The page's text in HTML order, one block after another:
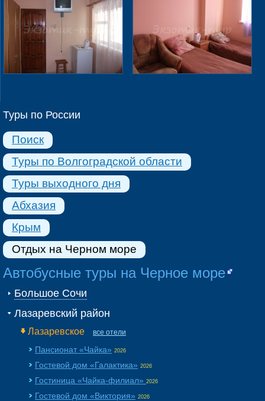
Туры по России
Поиск
Туры по Волгоградской области
Туры выходного дня
Абхазия
Крым
Отдых на Черном море
Автобусные туры на Черное море
Большое Сочи
Лазаревский район
Лазаревское все отели
Пансионат «Чайка» 2026
Гостевой дом «Галактика» 2026
Гостиница «Чайка-филиал» 2026
Гостевой дом «Виктория» 2026